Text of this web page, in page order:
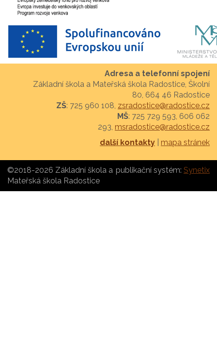
Adresa a telefonní spojení
Základní škola a Mateřská škola Radostice, Školní
80, 664 46 Radostice
ZŠ: 725 960 108, zsradostice@radostice.cz
MŠ: 725 729 593, 606 062
293, msradostice@radostice.cz
další kontakty
mapa stránek
publikační systém: Synetix
©2018-2026 Základní škola a
Mateřská škola Radostice